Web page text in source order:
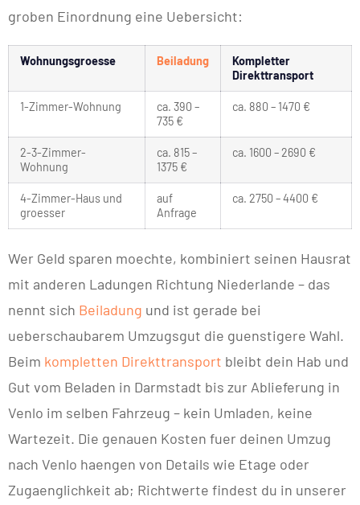
groben Einordnung eine Uebersicht:
Wohnungsgroesse Beiladung
Kompletter
Direkttransport
1-Zimmer-Wohnung
ca. 390 –
735 €
ca. 880 – 1470 €
2-3-Zimmer-
Wohnung
ca. 815 –
1375 €
ca. 1600 – 2690 €
4-Zimmer-Haus und
groesser
auf
Anfrage
ca. 2750 – 4400 €
Wer Geld sparen moechte, kombiniert seinen Hausrat
mit anderen Ladungen Richtung Niederlande – das
nennt sich Beiladung und ist gerade bei
ueberschaubarem Umzugsgut die guenstigere Wahl.
Beim kompletten Direkttransport bleibt dein Hab und
Gut vom Beladen in Darmstadt bis zur Ablieferung in
Venlo im selben Fahrzeug – kein Umladen, keine
Wartezeit. Die genauen Kosten fuer deinen Umzug
nach Venlo haengen von Details wie Etage oder
Zugaenglichkeit ab; Richtwerte findest du in unserer